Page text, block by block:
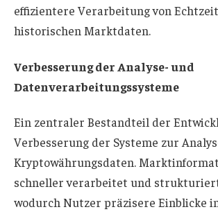
effizientere Verarbeitung von
historischen Marktdaten.
Verbesserung der Analyse- und
Datenverarbeitungssysteme
Ein zentraler Bestandteil der
Verbesserung der Systeme zur
Kryptowährungsdaten.
schneller verarbeitet und
wodurch Nutzer präzisere Einblicke